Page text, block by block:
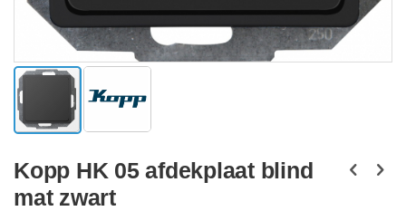
naar
het
begin
Kopp HK 05 afdekplaat blind
mat zwart